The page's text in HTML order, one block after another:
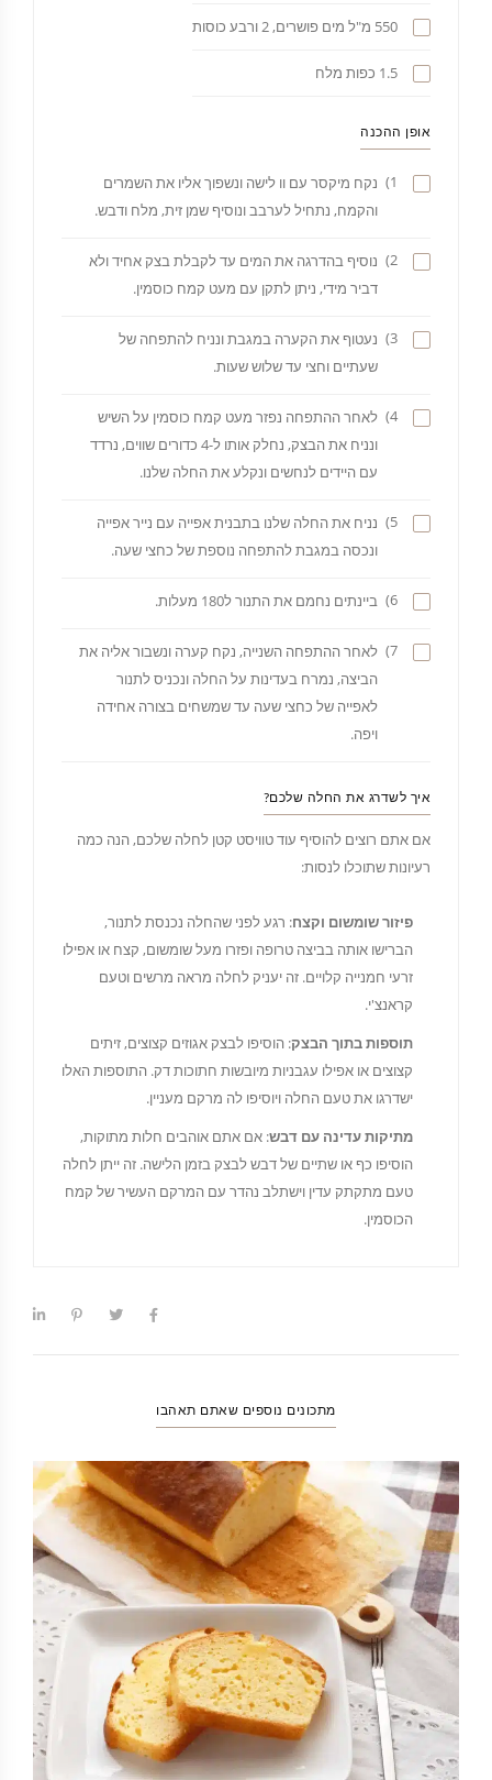
550 מ"ל מים פושרים, 2 ורבע כוסות
1.5 כפות מלח
אופן ההכנה
1)
נקח מיקסר עם וו לישה ונשפוך אליו את השמרים
והקמח, נתחיל לערבב ונוסיף שמן זית, מלח ודבש.
2)
נוסיף בהדרגה את המים עד לקבלת בצק אחיד ולא
דביר מידי, ניתן לתקן עם מעט קמח כוסמין.
3)
נעטוף את הקערה במגבת ונניח להתפחה של
שעתיים וחצי עד שלוש שעות.
4)
לאחר ההתפחה נפזר מעט קמח כוסמין על השיש
ונניח את הבצק, נחלק אותו ל-4 כדורים שווים, נרדד
עם היידים לנחשים ונקלע את החלה שלנו.
5)
נניח את החלה שלנו בתבנית אפייה עם נייר אפייה
ונכסה במגבת להתפחה נוספת של כחצי שעה.
6) ביינתים נחמם את התנור ל180 מעלות.
7)
לאחר ההתפחה השנייה, נקח קערה ונשבור אליה את
הביצה, נמרח בעדינות על החלה ונכניס לתנור
לאפייה של כחצי שעה עד שמשחים בצורה אחידה
ויפה.
איך לשדרג את החלה שלכם?
אם אתם רוצים להוסיף עוד טוויסט קטן לחלה שלכם, הנה כמה
רעיונות שתוכלו לנסות:
פיזור שומשום וקצח: רגע לפני שהחלה נכנסת לתנור,
הברישו אותה בביצה טרופה ופזרו מעל שומשום, קצח או אפילו
זרעי חמנייה קלויים. זה יעניק לחלה מראה מרשים וטעם
קראנצ'י.
תוספות בתוך הבצק: הוסיפו לבצק אגוזים קצוצים, זיתים
קצוצים או אפילו עגבניות מיובשות חתוכות דק. התוספות האלו
ישדרגו את טעם החלה ויוסיפו לה מרקם מעניין.
מתיקות עדינה עם דבש: אם אתם אוהבים חלות מתוקות,
הוסיפו כף או שתיים של דבש לבצק בזמן הלישה. זה ייתן לחלה
טעם מתקתק עדין וישתלב נהדר עם המרקם העשיר של קמח
הכוסמין.
מתכונים נוספים שאתם תאהבו